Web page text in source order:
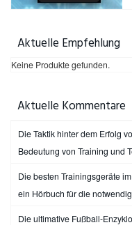
Aktuelle Empfehlung
Keine Produkte gefunden.
Aktuelle Kommentare
Die Taktik hinter dem Erfolg
Bedeutung von Training und
Die besten Trainingsgeräte
ein Hörbuch für die
Die ultimative Fußball-